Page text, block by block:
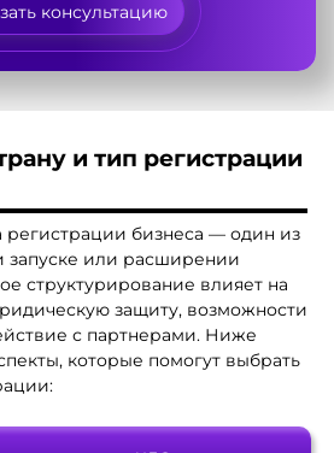
консультацию
и тип регистрации
бизнеса — один из
запуске или расширении
структурирование влияет на
защиту, возможности
с партнерами. Ниже
которые помогут выбрать